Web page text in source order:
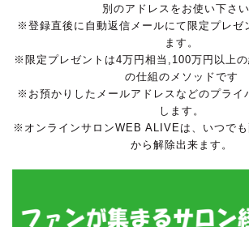
別のアドレスをお使い下さい
※登録直後に自動返信メールにて限定プレゼ
ます。
※限定プレゼントは4万円相当,100万円以上
の仕組のメソッドです
※お預かりしたメールアドレスなどのプライ
します。
※オンラインサロンWEB ALIVEは、いつでも
から解除出来ます。